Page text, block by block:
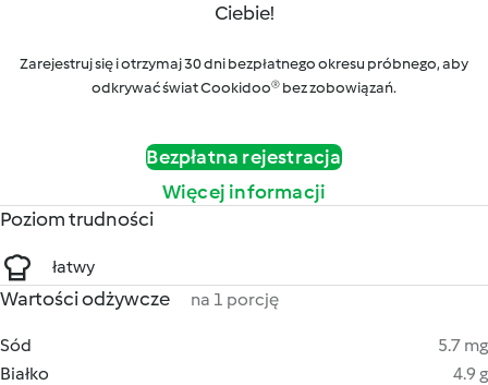
Ciebie!
Zarejestruj się i otrzymaj 30 dni bezpłatnego okresu próbnego, aby
odkrywać świat Cookidoo® bez zobowiązań.
Bezpłatna rejestracja
Więcej informacji
Poziom trudności
łatwy
Wartości odżywcze na 1 porcję
Sód
5.7 mg
Białko
4.9 g